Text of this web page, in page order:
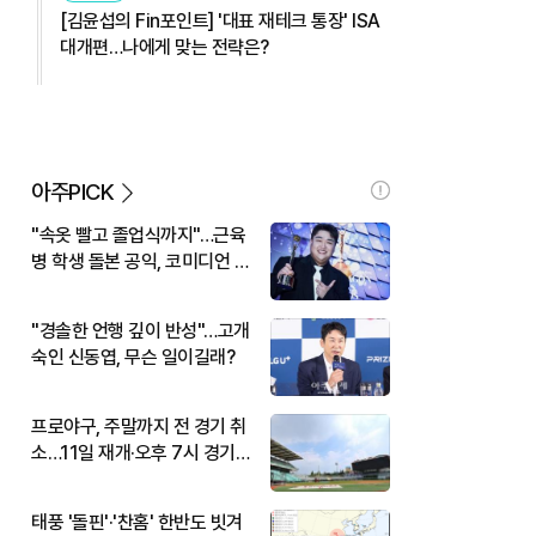
[김윤섭의 Fin포인트] '대표 재테크 통장' ISA
대개편…나에게 맞는 전략은?
아주PICK
"속옷 빨고 졸업식까지"…근육
병 학생 돌본 공익, 코미디언 김
"경솔한 언행 깊이 반성"…고개
숙인 신동엽, 무슨 일이길래?
프로야구, 주말까지 전 경기 취
소…11일 재개·오후 7시 경기
태풍 '돌핀'·'찬홈' 한반도 빗겨